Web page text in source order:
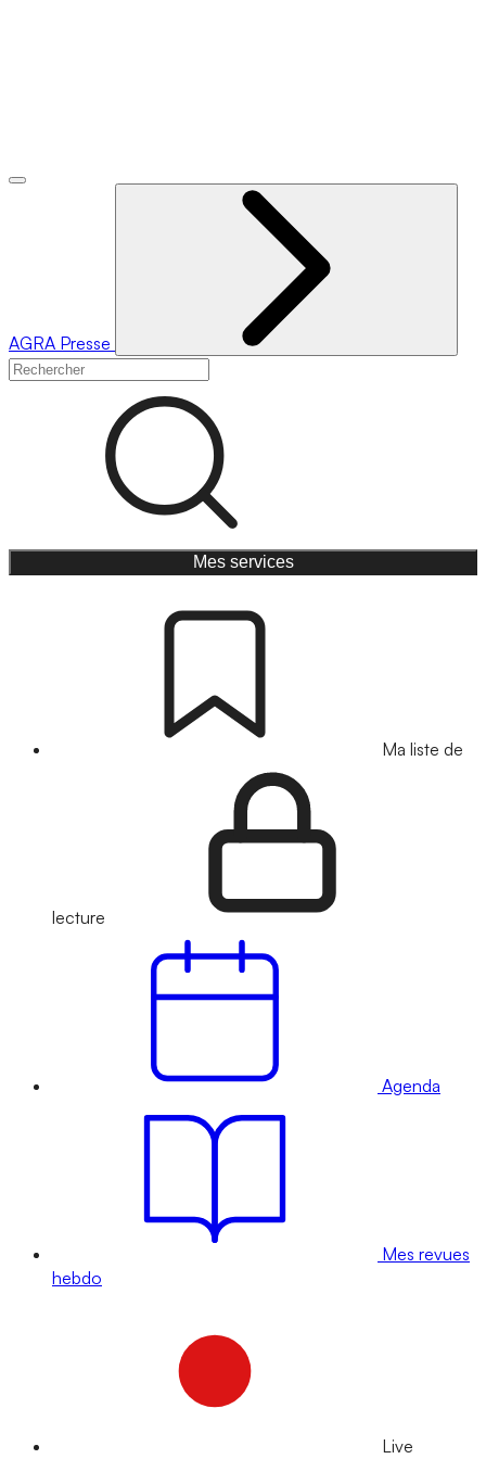
AGRA Presse
Mes services
Ma liste de
lecture
Agenda
Mes revues
hebdo
Live